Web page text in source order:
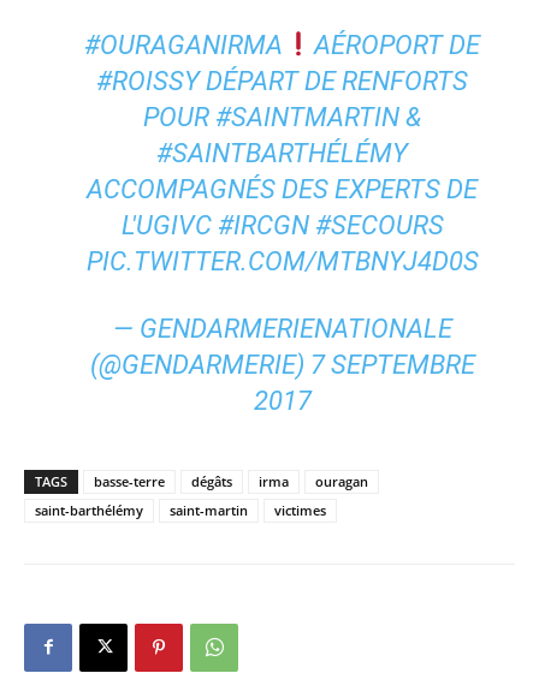
#OURAGANIRMA
AÉROPORT DE
#ROISSYDÉPART DE RENFORTS
POUR #SAINTMARTIN &
#SAINTBARTHÉLÉMY
ACCOMPAGNÉS DES EXPERTS DE
L'UGIVC #IRCGN #SECOURS
PIC.TWITTER.COM/MTBNYJ4D0S
— GENDARMERIENATIONALE
(@GENDARMERIE) 7 SEPTEMBRE
2017
TAGS basse-terre dégâts irma
ouragan
saint-barthélémy
saint-martin victimes